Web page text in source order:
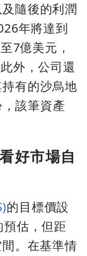
隨後的利潤
年將達到
7億美元，
外，公司還
有的沙烏地
該筆資產
好市場自
的目標價設
估，但距
。在基準情